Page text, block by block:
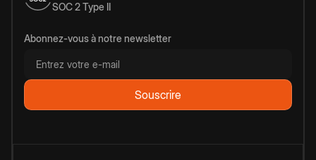
SOC 2 Type II
Abonnez-vous à notre newsletter